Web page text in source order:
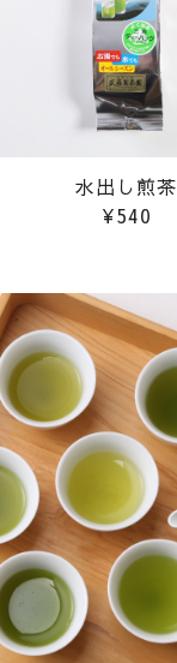
水出し煎茶
¥540